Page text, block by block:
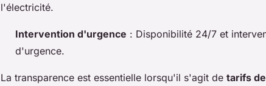
l'électricité.
Intervention d'urgence : Disponibilité 24/7 et
d'urgence.
La transparence est essentielle lorsqu'il s'agit de tarifs